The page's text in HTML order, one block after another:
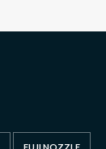
FUJI NOZZLE